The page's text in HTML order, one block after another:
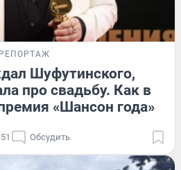
Шуфутинского,
про свадьбу. Как в
«Шансон года»
Обсудить